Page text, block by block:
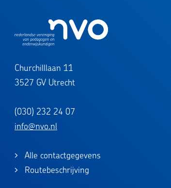
Churchilllaan 11
3527 GV Utrecht
(030) 232 24 07
info@nvo.nl
Alle contactgegevens
Routebeschrijving